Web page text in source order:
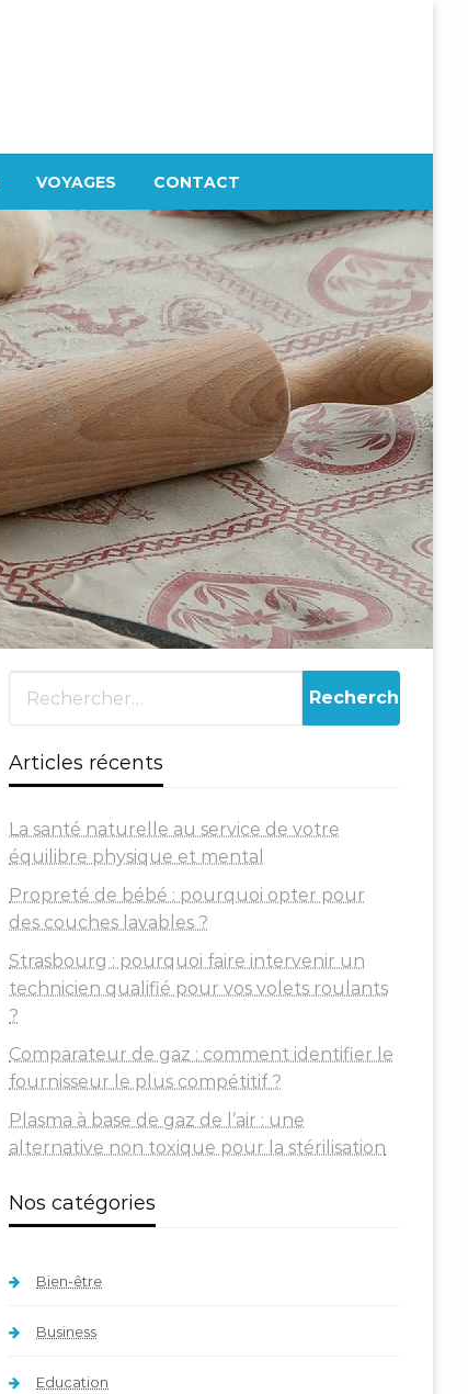
VOYAGES CONTACT
Articles récents
La santé naturelle au service de votre
équilibre physique et mental
Propreté de bébé : pourquoi opter pour
des couches lavables ?
Strasbourg : pourquoi faire intervenir un
technicien qualifié pour vos volets roulants
?
Comparateur de gaz : comment identifier le
fournisseur le plus compétitif ?
Plasma à base de gaz de l’air : une
alternative non toxique pour la stérilisation
Nos catégories
Bien-être
Business
Education